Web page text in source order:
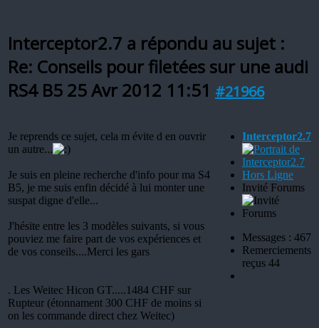
Interceptor2.7 a répondu au sujet :
Re: Conseils pour filetées sur une audi
RS4 B5 25 Avr 2012 11:51 #21966
Je reprends ce sujet, cela m évite d en ouvrir
un autre...
Je suis en pleine recherche d'info pour ma S4
B5, je me suis enfin décidé à lui monter une
suspat digne d'elle...
J'hésite entre les 3 modèles suivants, si vous
pouviez me faire part de vos expériences et
de vos conseils....Merci les gars
. Les Weitec Hicon GT.....1484 CHF sur
Rupteur (étonnament 300 CHF de moins si
on les commande direct chez Weitec)
Interceptor2.7
Hors Ligne
Invité Forums
Messages : 467
Remerciements
reçus 44